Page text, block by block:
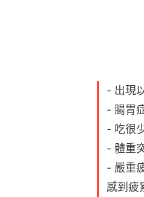
- 出現
- 腸胃
- 吃很
- 體重
- 嚴重
感到疲